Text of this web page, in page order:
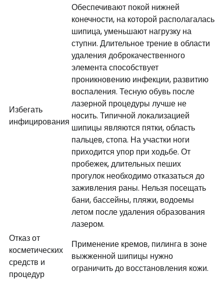
Избегать
инфицирования
Обеспечивают покой нижней
конечности, на которой располагалась
шипица, уменьшают нагрузку на
ступни. Длительное трение в области
удаления доброкачественного
элемента способствует
проникновению инфекции, развитию
воспаления. Тесную обувь после
лазерной процедуры лучше не
носить. Типичной локализацией
шипицы являются пятки, область
пальцев, стопа. На участки ноги
приходится упор при ходьбе. От
пробежек, длительных пеших
прогулок необходимо отказаться до
заживления раны. Нельзя посещать
бани, бассейны, пляжи, водоемы
летом после удаления образования
лазером.
Отказ от
косметических
средств и
процедур
Применение кремов, пилинга в зоне
выжженной шипицы нужно
ограничить до восстановления кожи.